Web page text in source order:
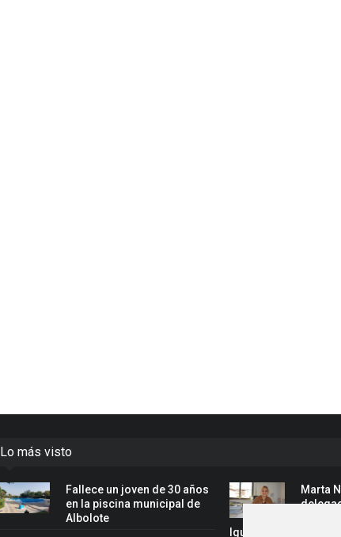
Lo más visto
Fallece un joven de 30 años
en la piscina municipal de
Albolote
Marta
Igualdad de la Junta